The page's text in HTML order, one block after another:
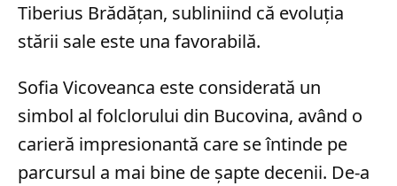
Tiberius Brădățan, subliniind că evoluția
stării sale este una favorabilă.
Sofia Vicoveanca este considerată un
simbol al folclorului din Bucovina, având o
carieră impresionantă care se întinde pe
parcursul a mai bine de șapte decenii. De-a